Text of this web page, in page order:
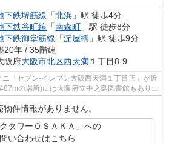
下鉄堺筋線 「北浜 」駅 徒歩4分
下鉄谷町線 「南森町 」駅 徒歩8分
下鉄御堂筋線 「淀屋橋 」駅 徒歩9分
20年 / 35階建
阪府大阪市北区西天満 １丁目8-9
「セブン-イレブン大阪西天満１丁目店」が近
の場所)には大阪府立中之島図書館もありま
々の買...
物件情報がありません。
クタワーＯＳＡＫＡ」への
い合わせはこちら